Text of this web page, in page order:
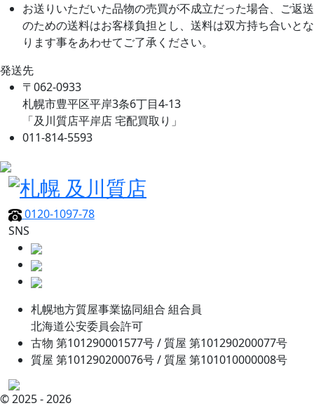
お送りいただいた品物の売買が不成立だった場合、ご返送
のための送料はお客様負担とし、送料は双方持ち合いとな
ります事をあわせてご了承ください。
発送先
〒062-0933
札幌市豊平区平岸3条6丁目4-13
「及川質店平岸店 宅配買取り」
011-814-5593
0120-1097-78
SNS
札幌地方質屋事業協同組合 組合員
北海道公安委員会許可
古物 第101290001577号 / 質屋 第101290200077号
質屋 第101290200076号 / 質屋 第101010000008号
© 2025 - 2026